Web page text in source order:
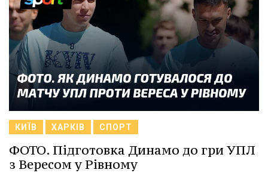
КИЇВ ХАРКІВ СПОРТ
ФОТО. Підготовка Динамо до гри УПЛ
з Вересом у Рівному